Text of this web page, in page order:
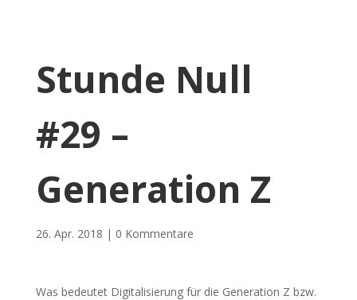
Stunde Null
#29 –
Generation Z
26. Apr. 2018 0 Kommentare
Was bedeutet Digitalisierung für die Generation Z bzw.